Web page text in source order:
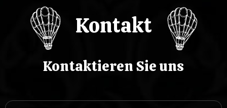
Kontakt
Kontaktieren Sie uns